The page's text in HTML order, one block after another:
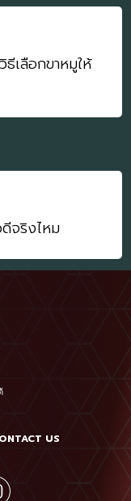
เลือกขาหมูให้
จริงไหม
US